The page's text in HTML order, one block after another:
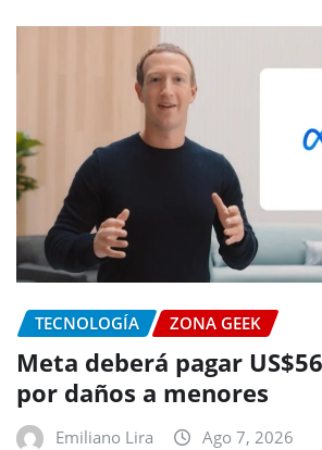
TECNOLOGÍA ZONA GEEK
Meta deberá pagar
por daños a menores
Emiliano Lira Ago 7, 2026